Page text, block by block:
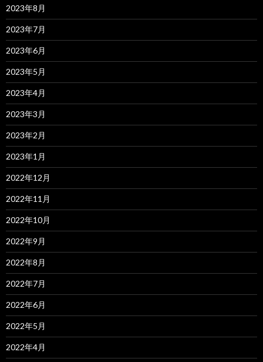
2023年8月
2023年7月
2023年6月
2023年5月
2023年4月
2023年3月
2023年2月
2023年1月
2022年12月
2022年11月
2022年10月
2022年9月
2022年8月
2022年7月
2022年6月
2022年5月
2022年4月